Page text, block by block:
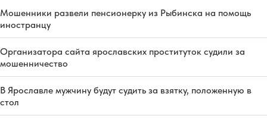
Мошенники развели пенсионерку из Рыбинска на помощь
иностранцу
Организатора сайта ярославских проституток судили за
мошенничество
В Ярославле мужчину будут судить за взятку, положенную в
стол